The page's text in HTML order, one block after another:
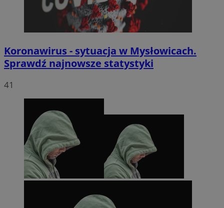
Koronawirus - sytuacja w Mysłowicach.
Sprawdź najnowsze statystyki
41